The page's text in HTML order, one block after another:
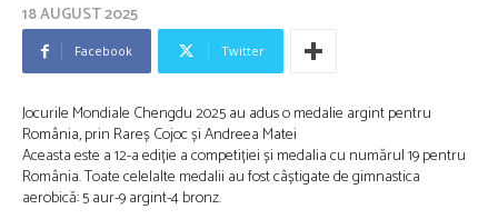
18 AUGUST 2025
Facebook Twitter
Jocurile Mondiale Chengdu 2025 au adus o medalie argint pentru
România, prin Rareș Cojoc și Andreea Matei
Aceasta este a 12-a ediție a competiției și medalia cu numărul 19 pentru
România. Toate celelalte medalii au fost câștigate de gimnastica
aerobică: 5 aur-9 argint-4 bronz.